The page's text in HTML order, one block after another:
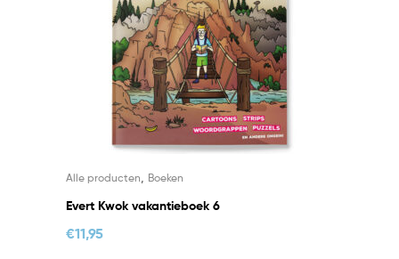
Alle producten Boeken
Evert Kwok vakantieboek 6
€11,95